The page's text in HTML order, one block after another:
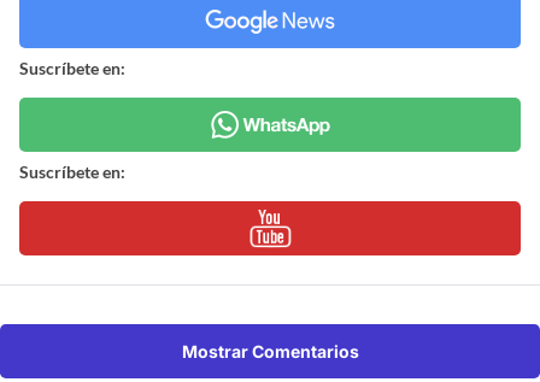
Suscríbete en:
Suscríbete en:
Mostrar Comentarios